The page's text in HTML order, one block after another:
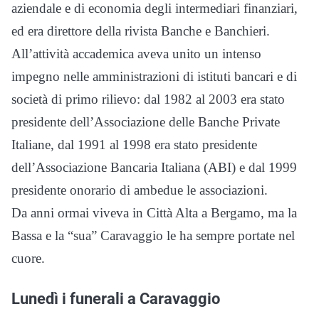
aziendale e di economia degli intermediari finanziari,
ed era direttore della rivista Banche e Banchieri.
All’attività accademica aveva unito un intenso
impegno nelle amministrazioni di istituti bancari e di
società di primo rilievo: dal 1982 al 2003 era stato
presidente dell’Associazione delle Banche Private
Italiane, dal 1991 al 1998 era stato presidente
dell’Associazione Bancaria Italiana (ABI) e dal 1999
presidente onorario di ambedue le associazioni.
Da anni ormai viveva in Città Alta a Bergamo, ma la
Bassa e la “sua” Caravaggio le ha sempre portate nel
cuore.
Lunedì i funerali a Caravaggio